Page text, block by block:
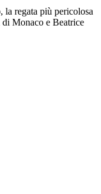
la regata più pericolosa
Monaco e Beatrice